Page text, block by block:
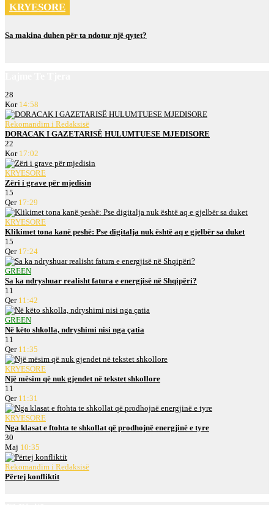
KRYESORE
Sa makina duhen për ta ndotur një qytet?
28
Kor 14:58
Rekomandim i Redaksisë
DORACAK I GAZETARISË HULUMTUESE MJEDISORE
22
Kor 17:02
KRYESORE
Zëri i grave për mjedisin
15
Qer 17:29
KRYESORE
Klikimet tona kanë peshë: Pse digitalja nuk është aq e gjelbër sa duket
15
Qer 17:24
GREEN
Sa ka ndryshuar realisht fatura e energjisë në Shqipëri?
11
Qer 11:42
GREEN
Në këto shkolla, ndryshimi nisi nga çatia
11
Qer 11:35
KRYESORE
Një mësim që nuk gjendet në tekstet shkollore
11
Qer 11:31
KRYESORE
Nga klasat e ftohta te shkollat që prodhojnë energjinë e tyre
30
Maj 10:35
Rekomandim i Redaksisë
Përtej konfliktit